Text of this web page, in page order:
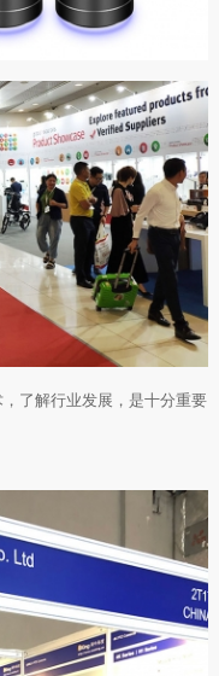
了解行业发展，是十分重要